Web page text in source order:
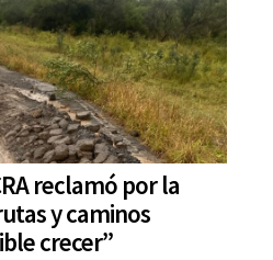
reclamó por la
y caminos
crecer”